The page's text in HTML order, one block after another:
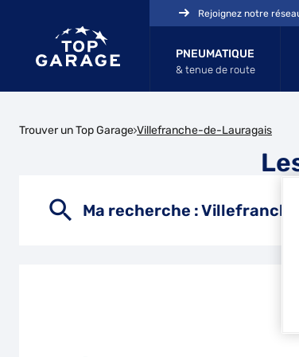
PNEUMATIQUE
& tenue de route
Rejoignez notre
Trouver un Top Garage Villefranche-de-Lauragais
Ma recherche :